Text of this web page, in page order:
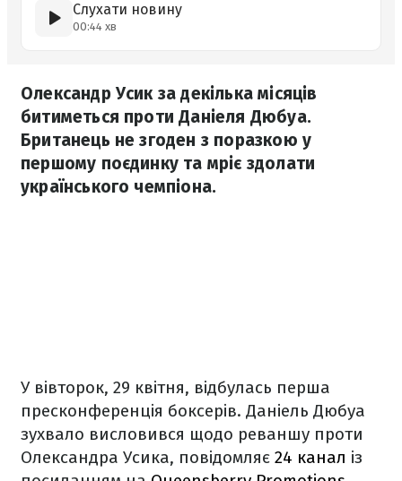
Слухати новину
00:44 хв
Олександр Усик за декілька місяців
битиметься проти Даніеля Дюбуа.
Британець не згоден з поразкою у
першому поєдинку та мріє здолати
українського чемпіона.
У вівторок, 29 квітня, відбулась перша
пресконференція боксерів. Даніель Дюбуа
зухвало висловився щодо реваншу проти
Олександра Усика, повідомляє 24 канал із